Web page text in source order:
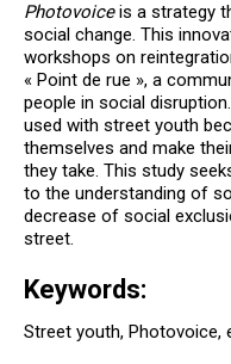
Photovoiceis a strategy
social change. This
workshops on
« Point de rue », a
people in social
used with street youth
themselves and make
they take. This study
to the understanding of
decrease of social
street.
Keywords:
Street youth, Photovoice,